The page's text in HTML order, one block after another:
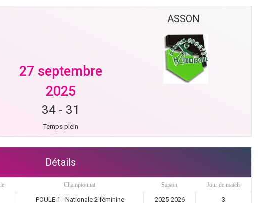
ASSON
27 septembre
2025
34- 31
Temps plein
Détails
Championnat Saison Jour de match
POULE 1 - Nationale 2 féminine 2025-2026 3